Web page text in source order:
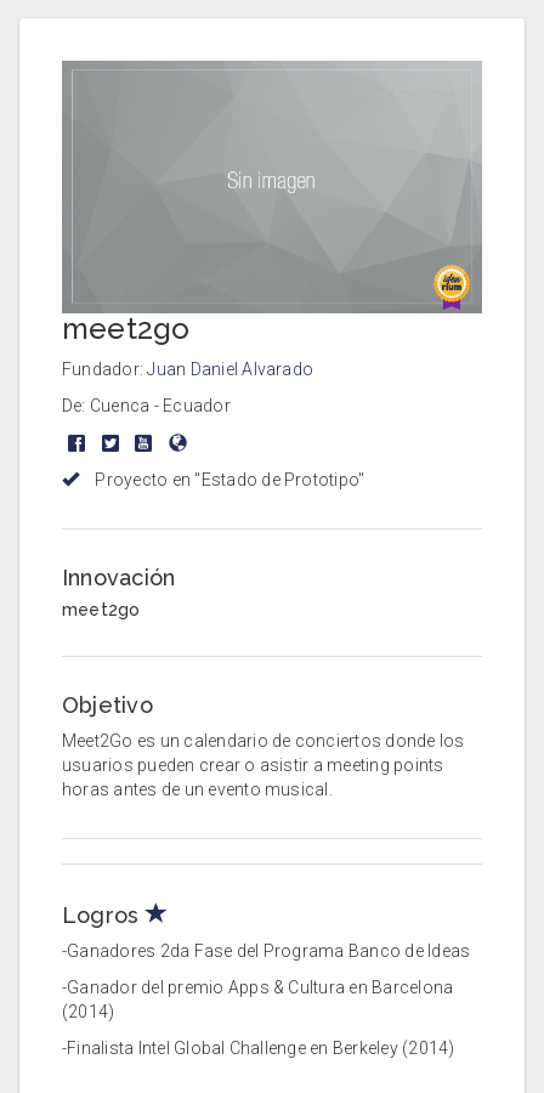
meet2go
Fundador:Juan Daniel Alvarado
De: Cuenca - Ecuador
Proyecto en "Estado de Prototipo"
Innovación
meet2go
Objetivo
Meet2Go es un calendario de conciertos donde los
usuarios pueden crear o asistir a meeting points
horas antes de un evento musical.
Logros
-Ganadores 2da Fase del Programa Banco de Ideas
-Ganador del premio Apps & Cultura en Barcelona
(2014)
-Finalista Intel Global Challenge en Berkeley (2014)